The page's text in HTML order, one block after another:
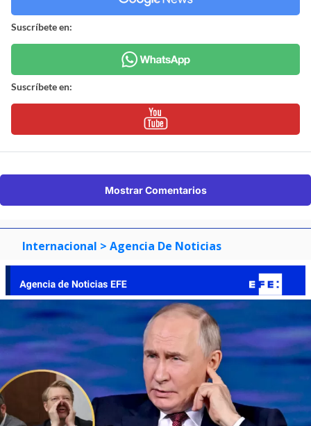
Suscríbete en:
Suscríbete en:
Mostrar Comentarios
Internacional > Agencia De Noticias